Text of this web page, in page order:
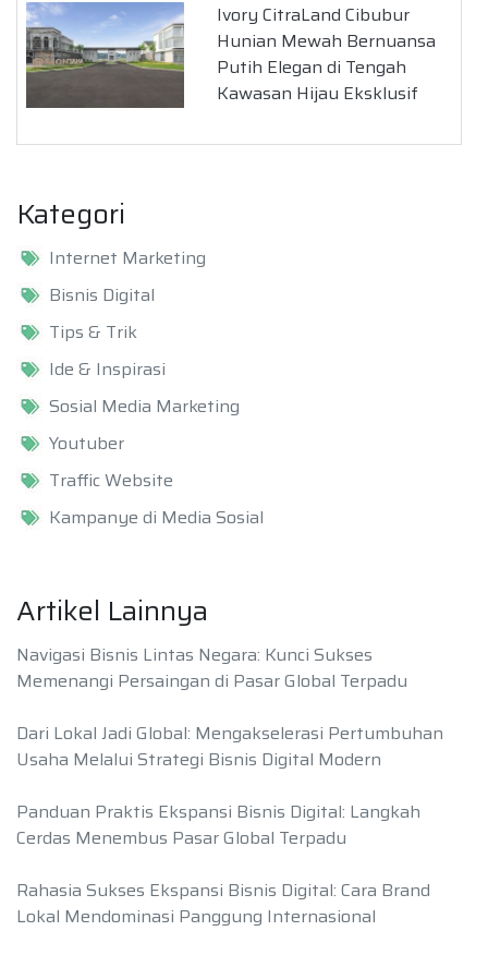
Ivory CitraLand Cibubur
Hunian Mewah Bernuansa
Putih Elegan di Tengah
Kawasan Hijau Eksklusif
Kategori
Internet Marketing
Bisnis Digital
Tips & Trik
Ide & Inspirasi
Sosial Media Marketing
Youtuber
Traffic Website
Kampanye di Media Sosial
Artikel Lainnya
Navigasi Bisnis Lintas Negara: Kunci Sukses
Memenangi Persaingan di Pasar Global Terpadu
Dari Lokal Jadi Global: Mengakselerasi Pertumbuhan
Usaha Melalui Strategi Bisnis Digital Modern
Panduan Praktis Ekspansi Bisnis Digital: Langkah
Cerdas Menembus Pasar Global Terpadu
Rahasia Sukses Ekspansi Bisnis Digital: Cara Brand
Lokal Mendominasi Panggung Internasional